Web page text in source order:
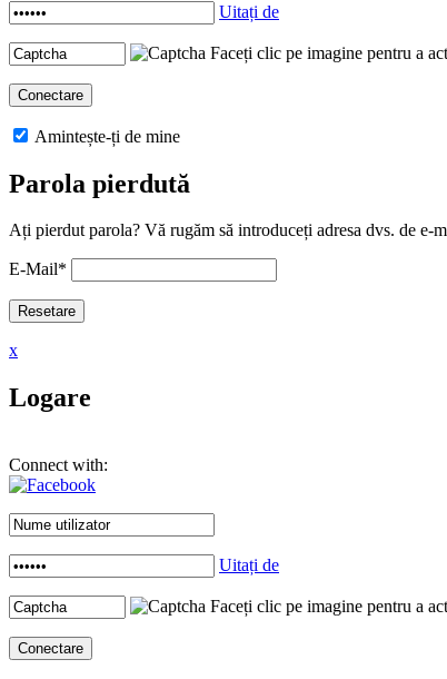
Uitați de
Faceți clic pe imagine pentru a
Amintește-ți de mine
Parola pierdută
Ați pierdut parola? Vă rugăm să introduceți adresa dvs. de
E-Mail*
x
Logare
Connect with:
Uitați de
Faceți clic pe imagine pentru a